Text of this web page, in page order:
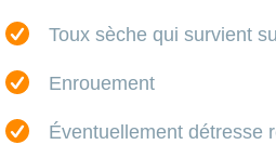
Toux sèche qui survient
Enrouement
Éventuellement détresse